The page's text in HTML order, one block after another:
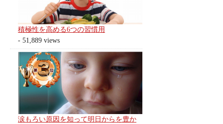
積極性を高める6つの習慣用
- 51,889 views
涙もろい原因を知って明日からを豊か